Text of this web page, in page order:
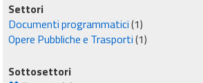
Settori
Documenti programmatici(1)
Opere Pubbliche e Trasporti(1)
Sottosettori